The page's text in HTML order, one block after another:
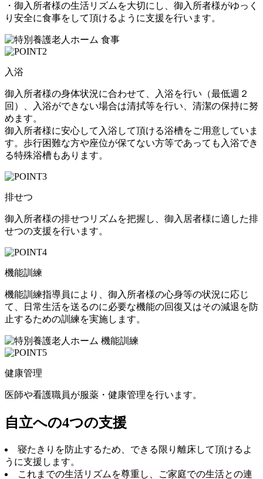
・御入所者様の生活リズムを大切にし、御入所者様がゆっく
り安全に食事をして頂けるように支援を行います。
入浴
御入所者様の身体状況に合わせて、入浴を行い（最低週２
回）、入浴ができない場合は清拭等を行い、清潔の保持に努
めます。
御入所者様に安心して入浴して頂ける浴槽をご用意していま
す。歩行困難な方や座位が保てない方等であっても入浴でき
る特殊浴槽もあります。
排せつ
御入所者様の排せつリズムを把握し、御入居者様に適した排
せつの支援を行います。
機能訓練
機能訓練指導員により、御入所者様の心身等の状況に応じ
て、日常生活を送るのに必要な機能の回復又はその減退を防
止するための訓練を実施します。
健康管理
医師や看護職員が服薬・健康管理を行います。
自立への4つの支援
寝たきりを防止するため、できる限り離床して頂けるよ
うに支援します。
これまでの生活リズムを尊重し、ご家庭での生活との連